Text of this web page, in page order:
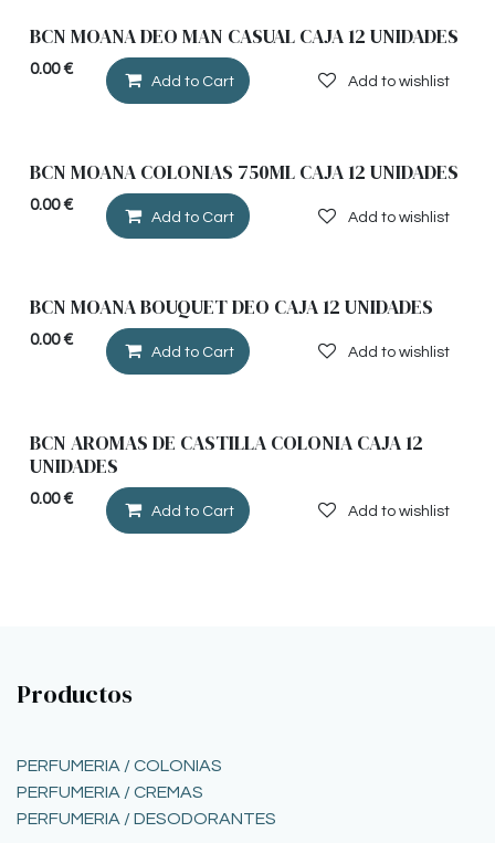
BCN MOANA DEO MAN CASUAL CAJA 12 UNIDADES
0.00€
Add to Cart Add to wishlist
BCN MOANA COLONIAS 750ML CAJA 12 UNIDADES
0.00€
Add to Cart Add to wishlist
BCN MOANA BOUQUET DEO CAJA 12 UNIDADES
0.00€
Add to Cart Add to wishlist
BCN AROMAS DE CASTILLA COLONIA CAJA 12
UNIDADES
0.00€
Add to Cart Add to wishlist
Productos
PERFUMERIA / COLONIAS
PERFUMERIA / CREMAS
PERFUMERIA / DESODORANTES